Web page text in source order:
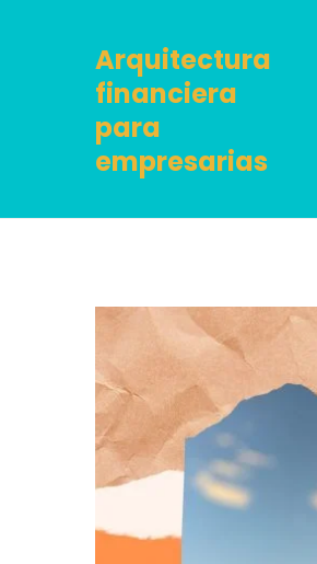
Arquitectura
financiera
para
empresarias